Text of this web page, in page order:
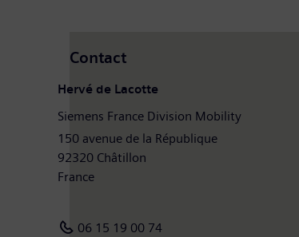
Contact
Hervé de Lacotte
Siemens France Division Mobility
150 avenue de la République
92320 Châtillon
France
06 15 19 00 74